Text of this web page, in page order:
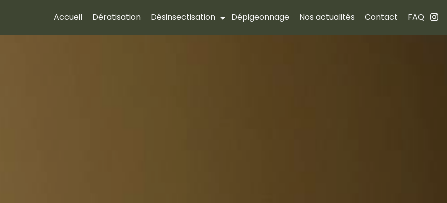
Accueil Dératisation Désinsectisation Dépigeonnage Nos actualités Contact FAQ